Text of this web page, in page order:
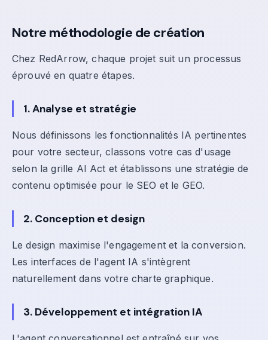
Notre méthodologie de création
Chez RedArrow, chaque projet suit un processus
éprouvé en quatre étapes.
1. Analyse et stratégie
Nous définissons les fonctionnalités IA pertinentes
pour votre secteur, classons votre cas d'usage
selon la grille AI Act et établissons une stratégie de
contenu optimisée pour le SEO et le GEO.
2. Conception et design
Le design maximise l'engagement et la conversion.
Les interfaces de l'agent IA s'intègrent
naturellement dans votre charte graphique.
3. Développement et intégration IA